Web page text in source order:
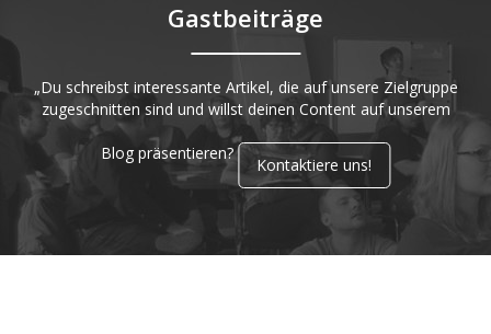
Gastbeiträge
„Du schreibst interessante Artikel, die auf unsere Zielgruppe
zugeschnitten sind und willst deinen Content auf unserem
Blog präsentieren?
Kontaktiere uns!